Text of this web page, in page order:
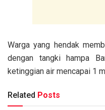
Warga yang hendak
dengan tangki hampa
ketinggian air mencapai 1
Related Posts